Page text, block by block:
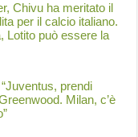
Chivu ha meritato il
per il calcio italiano.
Lotito può essere la
prendi
Milan, c’è